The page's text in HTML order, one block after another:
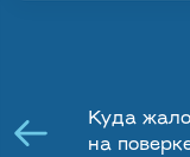
Куда
на